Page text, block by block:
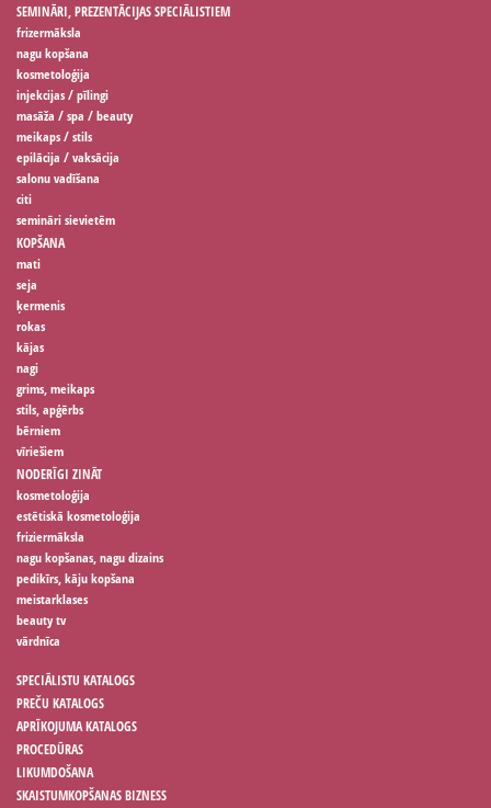
SEMINĀRI, PREZENTĀCIJAS SPECIĀLISTIEM
frizermāksla
nagu kopšana
kosmetoloģija
injekcijas / pīlingi
masāža / spa / beauty
meikaps / stils
epilācija / vaksācija
salonu vadīšana
citi
semināri sievietēm
KOPŠANA
mati
seja
ķermenis
rokas
kājas
nagi
grims, meikaps
stils, apģērbs
bērniem
vīriešiem
NODERĪGI ZINĀT
kosmetoloģija
estētiskā kosmetoloģija
friziermāksla
nagu kopšanas, nagu dizains
pedikīrs, kāju kopšana
meistarklases
beauty tv
vārdnīca
SPECIĀLISTU KATALOGS
PREČU KATALOGS
APRĪKOJUMA KATALOGS
PROCEDŪRAS
LIKUMDOŠANA
SKAISTUMKOPŠANAS BIZNESS